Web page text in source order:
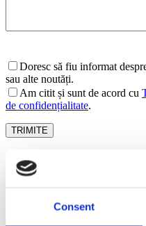
ConsentMotocultor
Doresc să fiu informat
sau alte noutăți.
Am citit și sunt de acord cu
de confidențialitate.